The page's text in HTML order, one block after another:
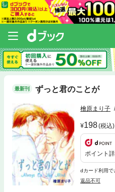
最新刊 ずっと君のことが
檜原まり子
198(税込)
ポイント
dカード利用で
返品不可